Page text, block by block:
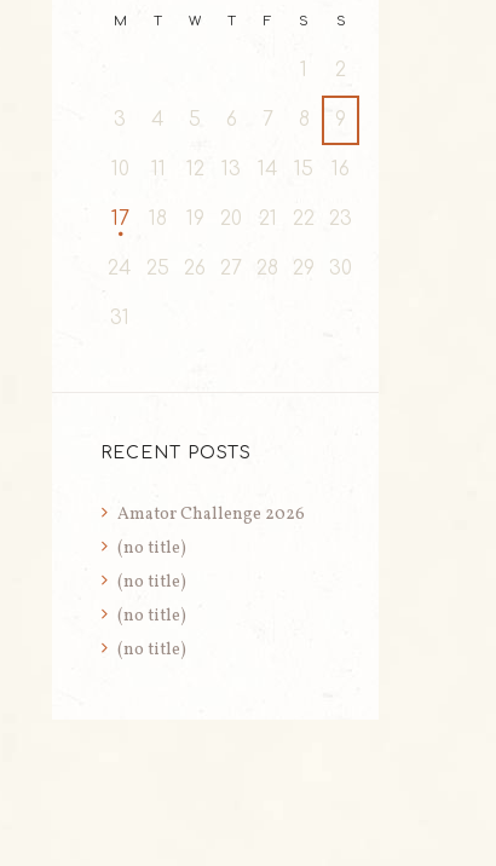
M T W T F S S
1 2
3 4 5 6 7 8 9
10 11 12 13 14 15 16
17 18 19 20 21 22 23
24 25 26 27 28 29 30
31
RECENT POSTS
Amator Challenge 2026
(no title)
(no title)
(no title)
(no title)